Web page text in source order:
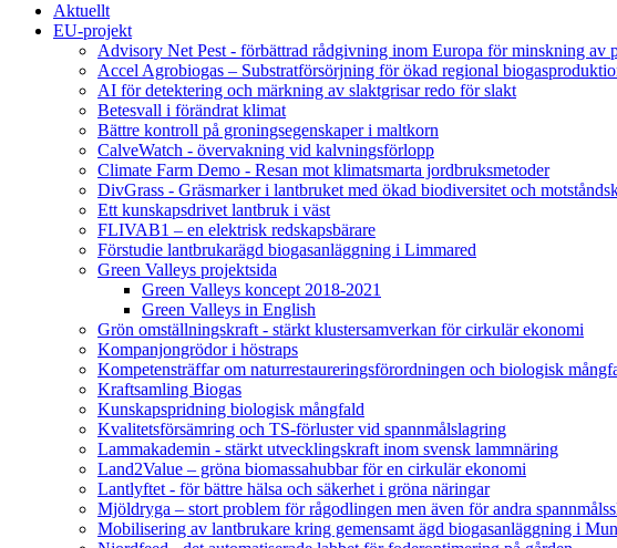
Aktuellt
EU-projekt
Advisory Net Pest - förbättrad rådgivning inom Europa för minskning av
Accel Agrobiogas – Substratförsörjning för ökad regional
AI för detektering och märkning av slaktgrisar redo för slakt
Betesvall i förändrat klimat
Bättre kontroll på groningsegenskaper i maltkorn
CalveWatch - övervakning vid kalvningsförlopp
Climate Farm Demo - Resan mot klimatsmarta jordbruksmetoder
DivGrass - Gräsmarker i lantbruket med ökad biodiversitet och
Ett kunskapsdrivet lantbruk i väst
FLIVAB1 – en elektrisk redskapsbärare
Förstudie lantbrukarägd biogasanläggning i Limmared
Green Valleys projektsida
Green Valleys koncept 2018-2021
Green Valleys in English
Grön omställningskraft - stärkt klustersamverkan för cirkulär ekonomi
Kompanjongrödor i höstraps
Kompetensträffar om naturrestaureringsförordningen och biologisk
Kraftsamling Biogas
Kunskapspridning biologisk mångfald
Kvalitetsförsämring och TS-förluster vid spannmålslagring
Lammakademin - stärkt utvecklingskraft inom svensk lammnäring
Land2Value – gröna biomassahubbar för en cirkulär ekonomi
Lantlyftet - för bättre hälsa och säkerhet i gröna näringar
Mjöldryga – stort problem för rågodlingen men även för andra
Mobilisering av lantbrukare kring gemensamt ägd biogasanläggning i